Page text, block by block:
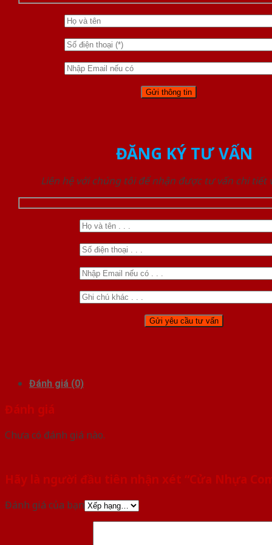
ĐĂNG KÝ TƯ VẤN
Liên hệ với chúng tôi để nhận được tư vấn chi tiết
Đánh giá (0)
Đánh giá
Chưa có đánh giá nào.
Hãy là người đầu tiên nhận xét “Cửa Nhựa
Đánh giá của bạn